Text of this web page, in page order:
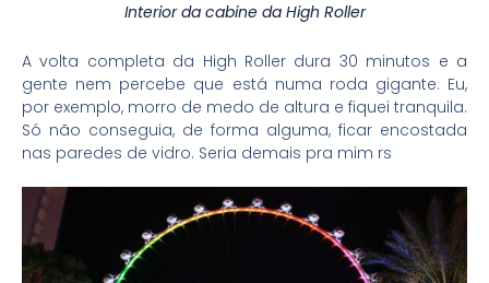
Interior da cabine da High Roller
A volta completa da High Roller dura 30 minutos e a
gente nem percebe que está numa roda gigante. Eu,
por exemplo, morro de medo de altura e fiquei tranquila.
Só não conseguia, de forma alguma, ficar encostada
nas paredes de vidro. Seria demais pra mim rs